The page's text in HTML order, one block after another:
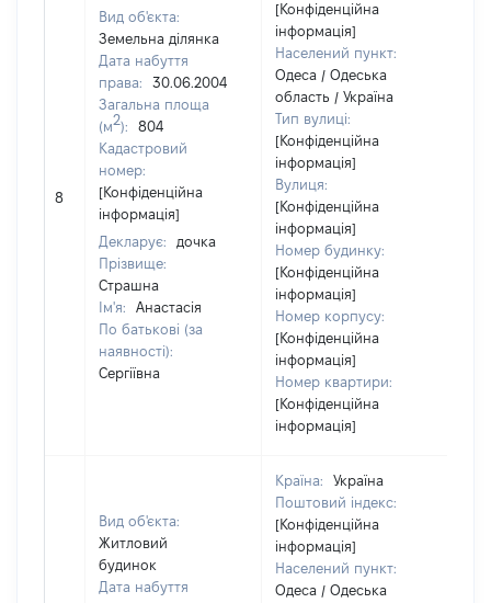
8
Вид об'єкта:
Земельна ділянка
Дата набуття
права:
30.06.2004
Загальна площа
(м2):
804
Кадастровий
номер:
[Конфіденційна
інформація]
Декларує:
дочка
Прізвище:
Страшна
Ім'я:
Анастасія
По батькові (за
наявності):
Сергіївна
[Конфіденційна
інформація]
Населений пункт:
Одеса / Одеська
область / Україна
Тип вулиці:
[Конфіденційна
інформація]
Вулиця:
[Конфіденційна
інформація]
Номер будинку:
[Конфіденційна
інформація]
Номер корпусу:
[Конфіденційна
інформація]
Номер квартири:
[Конфіденційна
інформація]
Вид об'єкта:
Житловий
будинок
Дата набуття
Країна:
Україна
Поштовий індекс:
[Конфіденційна
інформація]
Населений пункт:
Одеса / Одеська